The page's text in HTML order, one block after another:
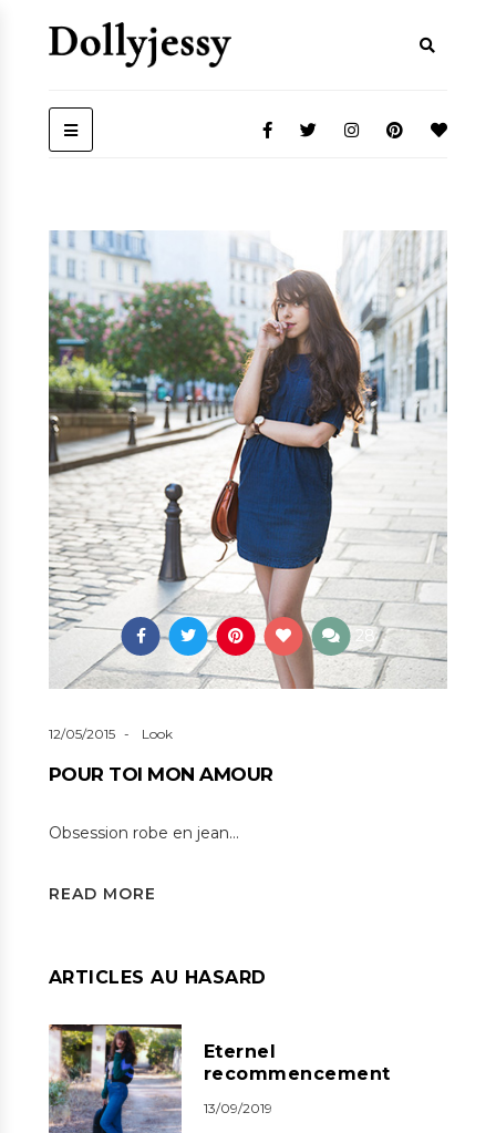
28
12/05/2015 Look
POUR TOI MON AMOUR
Obsession robe en jean…
READ MORE
ARTICLES AU HASARD
Eternel
recommencement
13/09/2019